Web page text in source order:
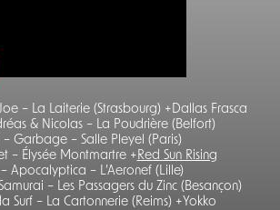
– La Laiterie (Strasbourg) +Dallas Frasca
& Nicolas – La Poudrière (Belfort)
– Garbage – Salle Pleyel (Paris)
– Élysée Montmartre + Red Sun Rising
– Apocalyptica – L’Aeronef (Lille)
– Les Passagers du Zinc (Besançon)
Surf – La Cartonnerie (Reims) +Yokko